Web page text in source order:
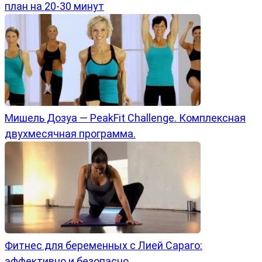
план на 20-30 минут
Мишель Дозуа — PeakFit Challenge. Комплексная
двухмесячная программа.
Фитнес для беременных с Лией Сараго: